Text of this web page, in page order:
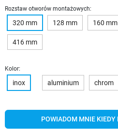
Rozstaw otworów montażowych:
320 mm 128 mm 160 mm
416 mm
Kolor:
inox aluminium chrom
POWIADOM MNIE KIEDY